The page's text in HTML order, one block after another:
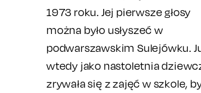
1973 roku. Jej pierwsze głosy
można było usłyszeć w
podwarszawskim Sulejówku.
wtedy jako nastoletnia
zrywała się z zajęć w szkole,